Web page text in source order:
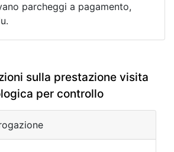
parcheggi a pagamento,
sulla prestazione visita
per controllo